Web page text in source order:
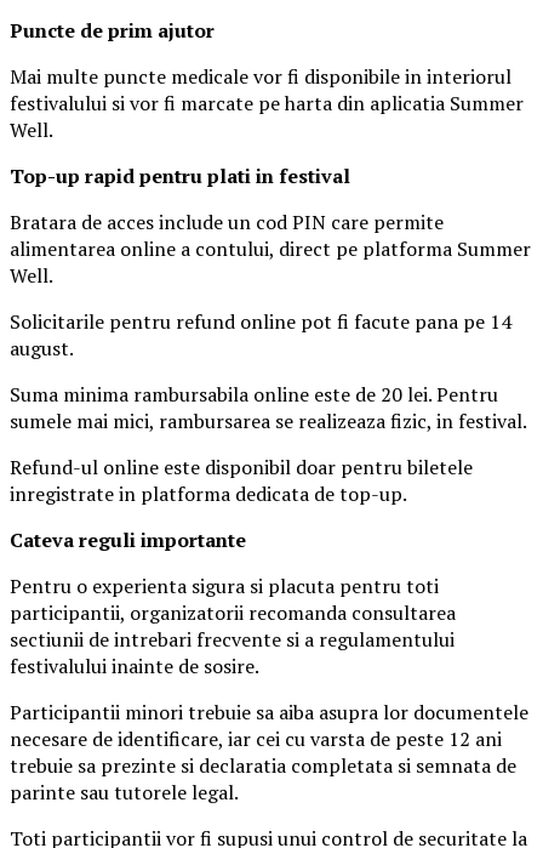
Puncte de prim ajutor
Mai multe puncte medicale vor fi disponibile in interiorul
festivalului si vor fi marcate pe harta din aplicatia Summer
Well.
Top-up rapid pentru plati in festival
Bratara de acces include un cod PIN care permite
alimentarea online a contului, direct pe platforma Summer
Well.
Solicitarile pentru refund online pot fi facute pana pe 14
august.
Suma minima rambursabila online este de 20 lei. Pentru
sumele mai mici, rambursarea se realizeaza fizic, in festival.
Refund-ul online este disponibil doar pentru biletele
inregistrate in platforma dedicata de top-up.
Cateva reguli importante
Pentru o experienta sigura si placuta pentru toti
participantii, organizatorii recomanda consultarea
sectiunii de intrebari frecvente si a regulamentului
festivalului inainte de sosire.
Participantii minori trebuie sa aiba asupra lor documentele
necesare de identificare, iar cei cu varsta de peste 12 ani
trebuie sa prezinte si declaratia completata si semnata de
parinte sau tutorele legal.
Toti participantii vor fi supusi unui control de securitate la